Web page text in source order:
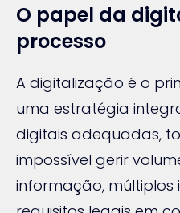
O papel da
processo
A digitalização é o
uma estratégia
digitais adequadas,
impossível gerir
informação, múltiplos